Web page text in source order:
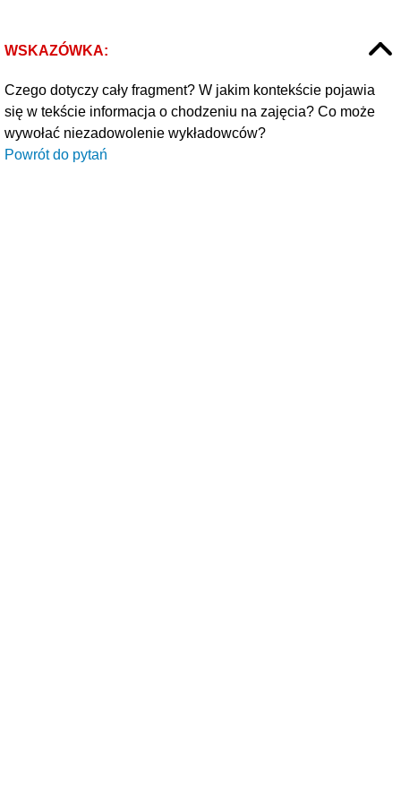
WSKAZÓWKA:
Czego dotyczy cały fragment? W jakim kontekście pojawia
się w tekście informacja o chodzeniu na zajęcia? Co może
wywołać niezadowolenie wykładowców?
Powrót do pytań